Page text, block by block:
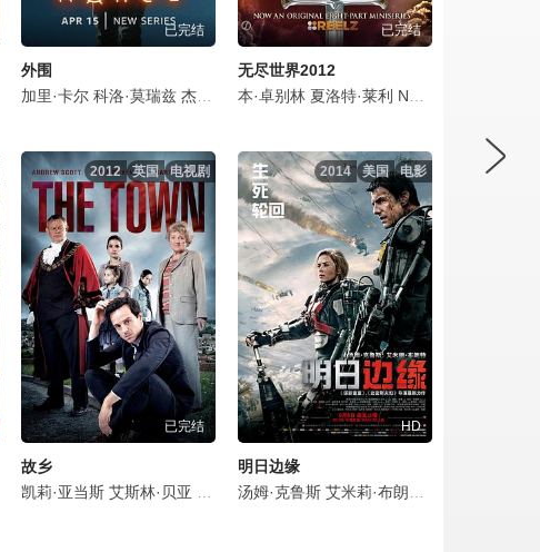
美罗 丹妮尔·维塔利斯 莉·布拉泽海德
莫蕾娜·巴卡琳 约翰内斯·豪克尔·约翰内森 夏洛特·莱利 克里斯汀·韦格
洛瑞 保罗·安德森 苏菲·兰朵 艾米-费欧‧爱德华兹 乔什·奥康纳
易斯·赫特哈姆 Miles Barrow Austin Rising 大卫·霍夫林 英迪尔·马伦
已完结
外围
加里·卡尔 科洛·莫瑞兹 杰克·莱诺 约翰·约瑟夫·菲尔德 伊莱·格里
已完结
无尽世界2012
本·卓别林 夏洛特·莱利 Nora von Waldstätten
蒂姆·迈克穆兰 凯蒂·布莱本 尼亚切·海邓迪 约翰·斯拉普内尔
Wood Steve Nicolson 约翰·阿什顿 Megan Jossa Annette Kelly
利 鲁特格尔·哈尔 雯叶特·罗宾逊 杰森·弗莱明 比利·巴瑞特
莎拉·兰卡夏尔 伯恩·戈曼 罗莎琳德·霍尔斯特德
电视剧
英国
2012
已完结
故乡
凯莉·亚当斯 艾斯林·贝亚 马丁·克鲁勒斯 Jon Foster 道格拉斯·霍奇斯
电影
美国
2014
HD
明日边缘
汤姆·克鲁斯 艾米莉·布朗特